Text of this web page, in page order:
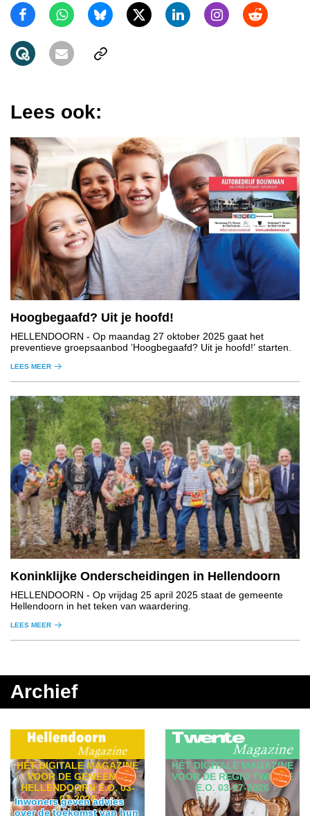
Lees ook:
Hoogbegaafd? Uit je hoofd!
HELLENDOORN - Op maandag 27 oktober 2025 gaat het
preventieve groepsaanbod ’Hoogbegaafd? Uit je hoofd!’ starten.
LEES MEER
Koninklijke Onderscheidingen in Hellendoorn
HELLENDOORN - Op vrijdag 25 april 2025 staat de gemeente
Hellendoorn in het teken van waardering.
LEES MEER
Archief
HÈT DIGITALE MAGAZINE
VOOR DE GEMEENTE
HELLENDOORN E.O. 03-
07-2026
Inwoners geven advies
over de toekomst van hun
HÈT DIGITALE MAGAZINE
VOOR DE REGIO TWENTE
E.O. 03-07-2026